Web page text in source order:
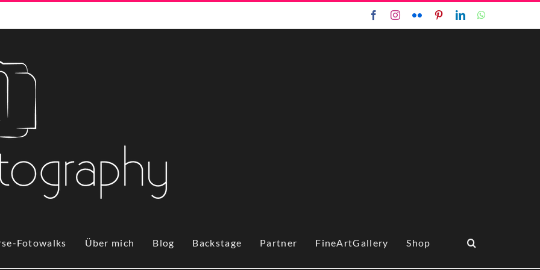
FacebookInstagram
Flickr PinterestLinkedIn
Fotowalks Über mich Blog Backstage Partner FineArtGallery Shop